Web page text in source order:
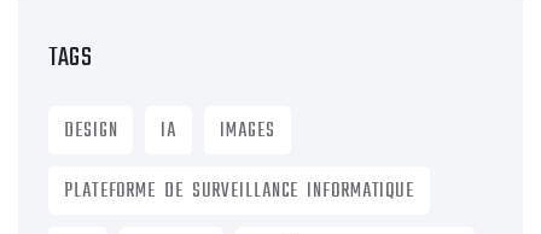
TAGS
DESIGN IA
IMAGES
PLATEFORME DE SURVEILLANCE INFORMATIQUE